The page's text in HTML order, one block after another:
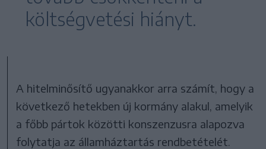
költségvetési hiányt.
A hitelminősítő ugyanakkor arra számít, hogy a
következő hetekben új kormány alakul, amelyik
a főbb pártok közötti konszenzusra alapozva
folytatja az államháztartás rendbetételét.